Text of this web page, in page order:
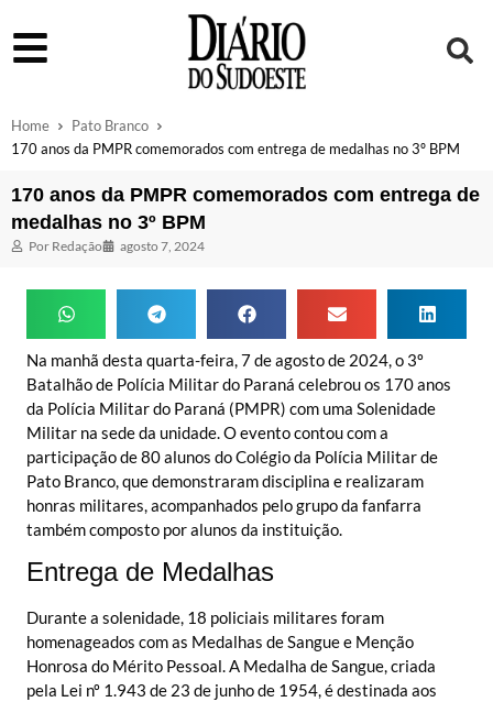
Home
Pato Branco
170 anos da PMPR comemorados com entrega de medalhas no 3º BPM
170 anos da PMPR comemorados com entrega de
medalhas no 3º BPM
Por Redação agosto 7, 2024
Na manhã desta quarta-feira, 7 de agosto de 2024, o 3º
Batalhão de Polícia Militar do Paraná celebrou os 170 anos
da Polícia Militar do Paraná (PMPR) com uma Solenidade
Militar na sede da unidade. O evento contou com a
participação de 80 alunos do Colégio da Polícia Militar de
Pato Branco, que demonstraram disciplina e realizaram
honras militares, acompanhados pelo grupo da fanfarra
também composto por alunos da instituição.
Entrega de Medalhas
Durante a solenidade, 18 policiais militares foram
homenageados com as Medalhas de Sangue e Menção
Honrosa do Mérito Pessoal. A Medalha de Sangue, criada
pela Lei nº 1.943 de 23 de junho de 1954, é destinada aos